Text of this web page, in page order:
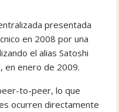
presentada
en 2008 por una
el alias Satoshi
en enero de 2009.
to-peer, lo que
ocurren directamente